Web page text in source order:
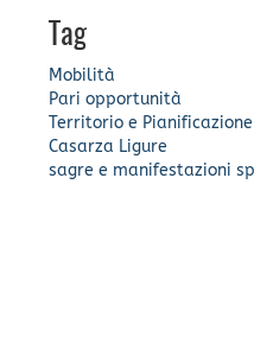
Tag
Mobilità
Pari opportunità
Territorio e
Casarza Ligure
sagre e manifestazioni